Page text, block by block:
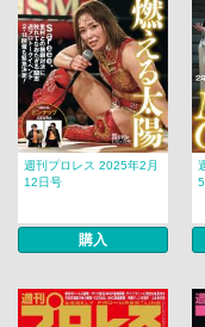
週刊プロレス 2025年2月
12日号
購入